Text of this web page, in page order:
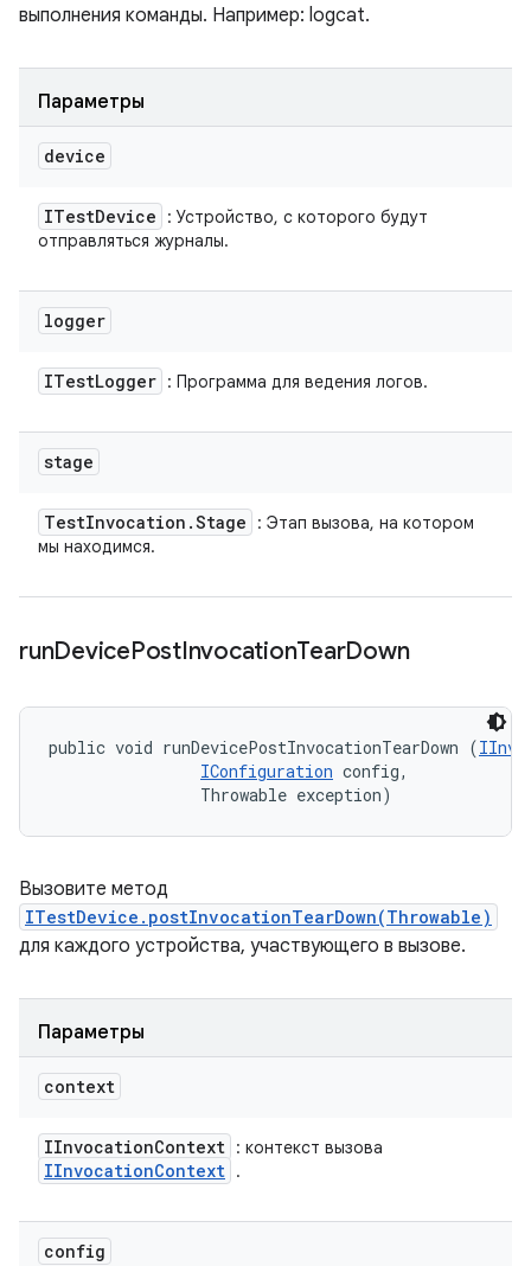
выполнения команды. Например: logcat.
Параметры
device
ITestDevice
: Устройство, с которого будут
отправляться журналы.
logger
ITestLogger : Программа для ведения логов.
stage
TestInvocation .Stage
: Этап вызова, на котором
мы находимся.
runDevicePostInvocationTearDown
public void runDevicePostInvocationTearDown (
IConfiguration config,
                Throwable exception)
Вызовите метод
ITestDevice.postInvocationTearDown(Throwable)
для каждого устройства, участвующего в вызове.
Параметры
context
IInvocationContext : контекст вызова
IInvocationContext .
config